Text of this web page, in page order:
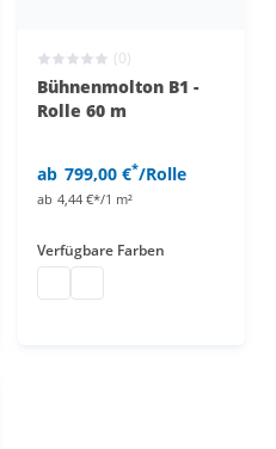
(0)
Bühnenmolton B1 -
Rolle 60 m
ab 799,00 €*/Rolle
ab 4,44 €*/1 m²
Verfügbare Farben